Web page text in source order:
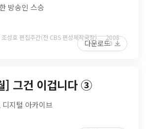
방송인 스승
성호 편집주간(전 CBS 편성제작국장) 2008
10
다운로드
그건 이겁니다 ③
지털 아카이브